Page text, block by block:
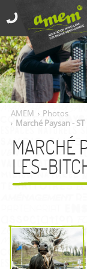
AMEM
Photos
Marché Paysan - ST
MARCHÉ
LES-